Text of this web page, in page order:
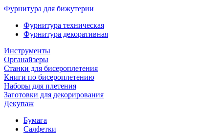
Фурнитура для бижутерии
Фурнитура техническая
Фурнитура декоративная
Инструменты
Органайзеры
Станки для бисероплетения
Книги по бисероплетению
Наборы для плетения
Заготовки для декорирования
Декупаж
Бумага
Салфетки